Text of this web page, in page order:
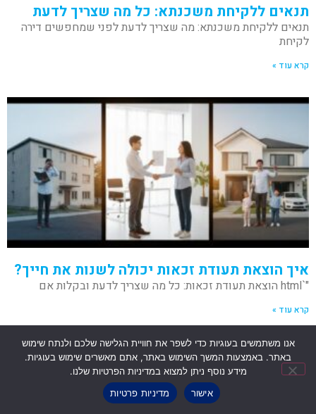
תנאים ללקיחת משכנתא: כל מה שצריך לדעת
תנאים ללקיחת משכנתא: מה שצריך לדעת לפני שמחפשים דירה
לקיחת
קרא עוד »
איך הוצאת תעודת זכאות יכולה לשנות את חייך?
"`html הוצאת תעודת זכאות: כל מה שצריך לדעת ובקלות אם
קרא עוד »
הירשמו לעידכונים
אנו משתמשים בעוגיות כדי לשפר את חוויית הגלישה שלכם ולנתח שימוש
באתר. באמצעות המשך השימוש באתר, אתם מאשרים שימוש בעוגיות.
מידע נוסף ניתן למצוא במדיניות הפרטיות שלנו.
אישור
מדיניות פרטיות